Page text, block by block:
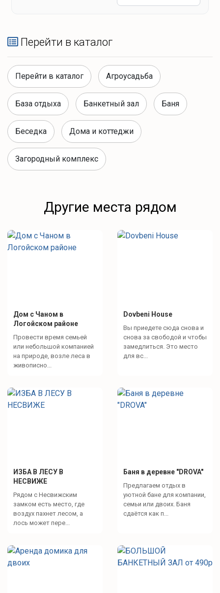
Перейти в каталог
Перейти в каталог Агроусадьба
База отдыха Банкетный зал Баня
Беседка Дома и коттеджи
Загородный комплекс
Другие места рядом
Дом с Чаном в
Логойском районе
Провести время семьей
или небольшой компанией
на природе, возле леса в
живописно...
Dovbeni House
Вы приедете сюда снова и
снова за свободой и чтобы
замедлиться. Это место
для вс...
ИЗБА В ЛЕСУ В
НЕСВИЖЕ
Рядом с Несвижским
замком есть место, где
воздух пахнет лесом, а
лось может пере...
Баня в деревне "DROVA"
Предлагаем отдых в
уютной бане для компании,
семьи или двоих. Баня
сдаётся как п...